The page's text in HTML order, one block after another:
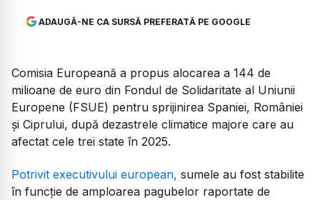
ADAUGĂ-NE CA SURSĂ PREFERATĂ PE GOOGLE
Comisia Europeană a propus alocarea a 144 de
milioane de euro din Fondul de Solidaritate al Uniunii
Europene (FSUE) pentru sprijinirea Spaniei, României
și Ciprului, după dezastrele climatice majore care au
afectat cele trei state în 2025.
Potrivit executivului european, sumele au fost stabilite
în funcție de amploarea pagubelor raportate de